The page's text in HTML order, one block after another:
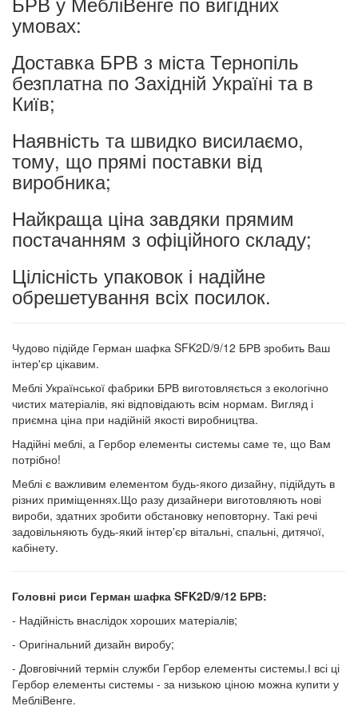
умовах:
Доставка БРВ з міста Тернопіль
безплатна по Західній Україні та в
Київ;
Наявність та швидко висилаємо,
тому, що прямі поставки від
виробника;
Найкраща ціна завдяки прямим
постачанням з офіційного складу;
Цілісність упаковок і надійне
обрешетування всіх посилок.
Чудово підійде Герман шафка SFK2D/9/12 БРВ зробить Ваш
інтер'єр цікавим.
Меблі Української фабрики БРВ виготовляється з екологічно
чистих матеріалів, які відповідають всім нормам. Вигляд і
приємна ціна при надійній якості виробництва.
Надійні меблі, а Гербор елементы системы саме те, що Вам
потрібно!
Меблі є важливим елементом будь-якого дизайну, підійдуть в
різних приміщеннях.Що разу дизайнери виготовляють нові
вироби, здатних зробити обстановку неповторну. Такі речі
задовільняють будь-який інтер'єр вітальні, спальні, дитячої,
кабінету.
Головні риси Герман шафка SFK2D/9/12 БРВ:
- Надійність внаслідок хороших матеріалів;
- Оригінальний дизайн виробу;
- Довговічний термін служби Гербор елементы системы.І всі ці
Гербор елементы системы - за низькою ціною можна купити у
МебліВенге.